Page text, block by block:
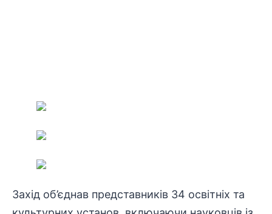
Захід об’єднав представників 34 освітніх та